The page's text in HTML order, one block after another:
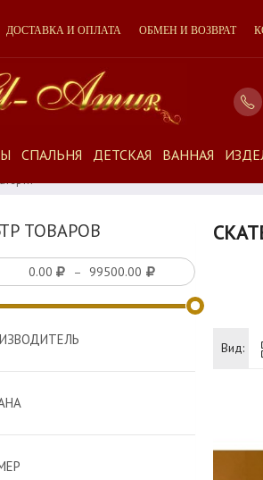
ДОСТАВКА И ОПЛАТА ОБМЕН И ВОЗВРАТ
СПАЛЬНЯ ДЕТСКАЯ ВАННАЯ
ТОВАРОВ
–
Вид: